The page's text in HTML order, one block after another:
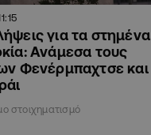
για τα στημένα
Ανάμεσα τους
Φενέρμπαχτσε και
στοιχηματισμό